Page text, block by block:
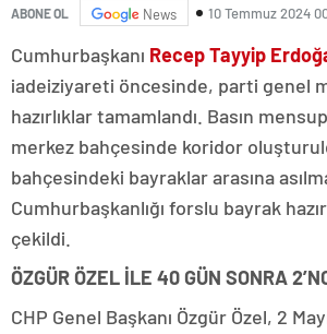
ABONE OL News 10 Temmuz 2024
Cumhurbaşkanı Recep Tayyip
iadeiziyareti öncesinde, parti genel
hazırlıklar tamamlandı. Basın
merkez bahçesinde koridor
bahçesindeki bayraklar arasına
Cumhurbaşkanlığı forslu bayrak
çekildi.
ÖZGÜR ÖZEL İLE 40 GÜN SONRA
CHP Genel Başkanı Özgür Özel, 2